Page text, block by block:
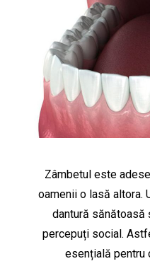
Zâmbetul este
oamenii o lasă altora.
dantură sănătoasă
percepuți social.
esențială pentru